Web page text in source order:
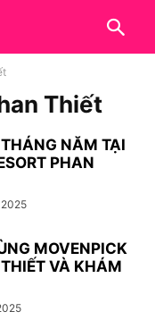
Thiết
NĂM TẠI
PHAN
MOVENPICK
VÀ KHÁM